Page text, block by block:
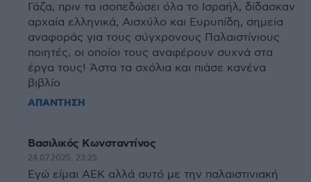
Γάζα, πριν τα ισοπεδώσει όλα το Ισραήλ, δίδασκαν
αρχαία ελληνικά, Αισχύλο και Ευρυπίδη, σημεία
αναφοράς για τους σύγχρονους Παλαιστίνιους
ποιητές, οι οποίοι τους αναφέρουν συχνά στα
έργα τους! Άστα τα σχόλια και πιάσε κανένα
βιβλίο
ΑΠΑΝΤΗΣΗ
Βασιλικός Κωνσταντίνος
24.07.2025, 23:25
Εγώ είμαι ΑΕΚ αλλά αυτό με την παλαιστινιακή